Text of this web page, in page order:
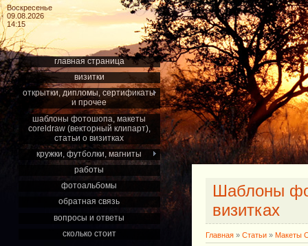
Воскресенье
09.08.2026
14:15
главная страница
визитки
открытки, дипломы, сертификаты
и прочее
шаблоны фотошопа, макеты
coreldraw (векторный клипарт),
статьи о визитках
кружки, футболки, магниты
работы
фотоальбомы
обратная связь
вопросы и ответы
сколько стоит
Шаблоны
визитках
Главная » Статьи » Макеты